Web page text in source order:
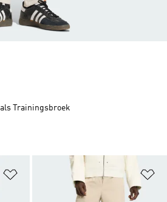
Op verlanglijst zetten
Trainingsbroek